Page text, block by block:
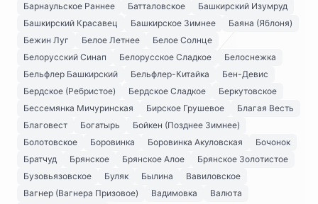
Барнаульское Раннее
Батталовское
Башкирский Изумруд
Башкирский Красавец
Башкирское Зимнее
Баяна (Яблоня)
Бежин Луг
Белое Летнее
Белое Солнце
Белорусский Синап
Белорусское Сладкое
Белоснежка
Бельфлер Башкирский
Бельфлер-Китайка
Бен-Девис
Бердское (Ребристое)
Бердское Сладкое
Беркутовское
Бессемянка Мичуринская
Бирское Грушевое
Благая Весть
Благовест
Богатырь
Бойкен (Позднее Зимнее)
Болотовское
Боровинка Боровинка Акуловская
Бочонок
Братчуд
Брянское Брянское Алое
Брянское Золотистое
Бузовьязовское
Буляк Былина
Вавиловское
Вагнер (Вагнера Призовое)
Вадимовка
Валюта